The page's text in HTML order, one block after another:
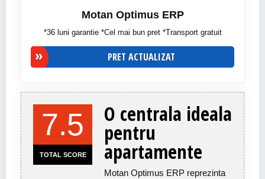
Motan Optimus ERP
*36 luni garantie *Cel mai bun pret *Transport gratuit
PRET ACTUALIZAT
7.5
TOTAL SCORE
O centrala ideala
pentru
apartamente
Motan Optimus ERP reprezinta